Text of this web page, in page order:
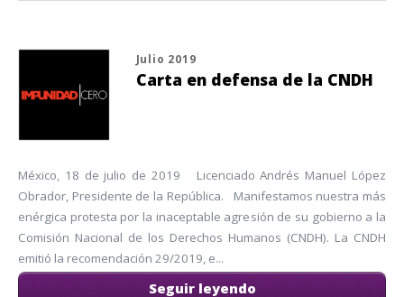
Julio 2019
Carta en defensa de la CNDH
México, 18 de julio de 2019 Licenciado Andrés Manuel López
Obrador, Presidente de la República. Manifestamos nuestra más
enérgica protesta por la inaceptable agresión de su gobierno a la
Comisión Nacional de los Derechos Humanos (CNDH). La CNDH
emitió la recomendación 29/2019, e...
Seguir leyendo